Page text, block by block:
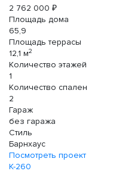
2 762 000 ₽
Площадь дома
65,9
Площадь террасы
12,1 м2
Количество этажей
1
Количество спален
2
Гараж
без гаража
Стиль
Барнхаус
Посмотреть проект
К-260